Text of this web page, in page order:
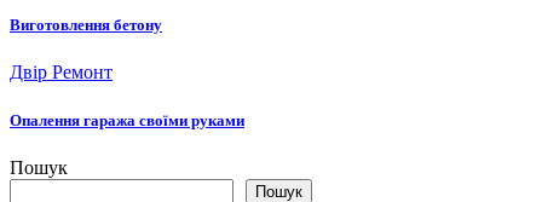
Виготовлення бетону
Двір Ремонт
Опалення гаража своїми руками
Пошук
Пошук